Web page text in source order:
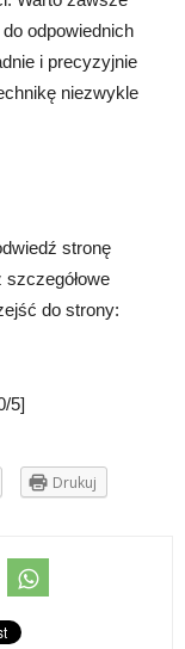
odpowiednich
i precyzyjnie
niezwykle
stronę
do strony:
5]
Drukuj